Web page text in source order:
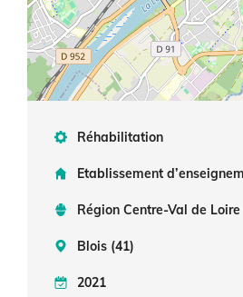
Réhabilitation
Etablissement
Région Centre-Val de Loire
Blois (41)
2021